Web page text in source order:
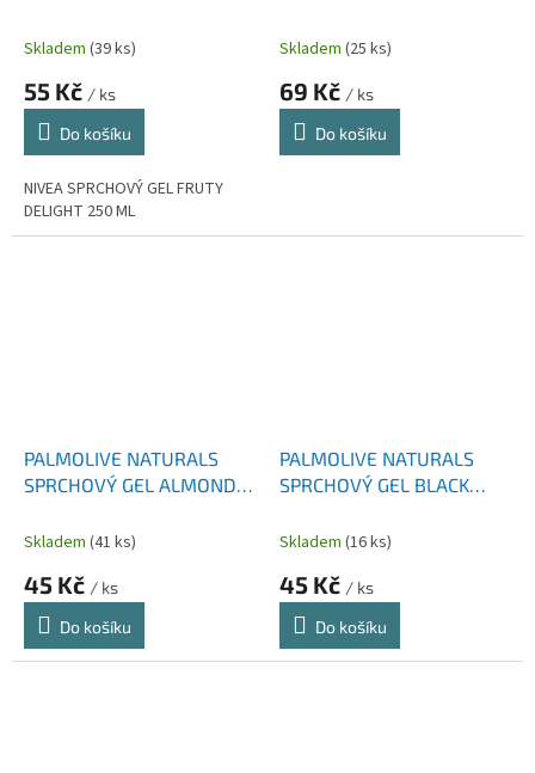
Skladem (39 ks)
55 Kč / ks
Do košíku
NIVEA SPRCHOVÝ GEL FRUTY
DELIGHT 250 ML
Skladem (25 ks)
69 Kč / ks
Do košíku
PALMOLIVE NATURALS
SPRCHOVÝ GEL ALMOND
Skladem (41 ks)
45 Kč / ks
Do košíku
PALMOLIVE NATURALS
SPRCHOVÝ GEL BLACK
Skladem (16 ks)
45 Kč / ks
Do košíku